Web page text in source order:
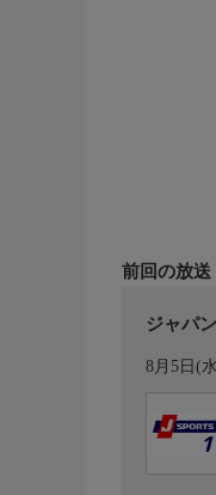
前回の放送
ジャパ
8月5日(